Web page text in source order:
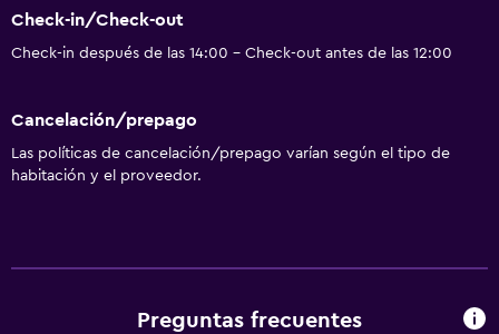
Check-in/Check-out
Check-in después de las 14:00 - Check-out antes de las 12:00
Cancelación/prepago
Las políticas de cancelación/prepago varían según el tipo de
habitación y el proveedor.
Preguntas frecuentes